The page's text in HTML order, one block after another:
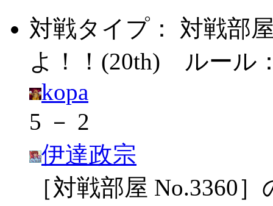
対戦タイプ： 対戦部
よ！！(20th) ルール
kopa
5 － 2
伊達政宗
［対戦部屋 No.3360